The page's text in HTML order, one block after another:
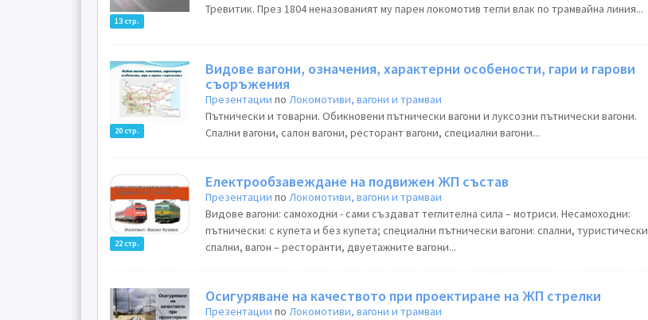
13 стр.
Тревитик. През 1804 неназованият му парен локомотив тегли влак по трамвайна линия...
20 стр.
Видове вагони, означения, характерни особености, гари и гарови
съоръжения
Презентации поЛокомотиви, вагони и трамваи
Пътнически и товарни. Обикновени пътнически вагони и луксозни пътнически вагони.
Спални вагони, салон вагони, ресторант вагони, специални вагони...
22 стр.
Електрообзавеждане на подвижен ЖП състав
Презентации поЛокомотиви, вагони и трамваи
Видове вагони: самоходни - сами създават теглителна сила – мотриси. Несамоходни:
пътнически: с купета и без купета; специални пътнически вагони: спални, туристически
спални, вагон – ресторанти, двуетажните вагони...
Осигуряване на качеството при проектиране на ЖП стрелки
Презентации поЛокомотиви, вагони и трамваи